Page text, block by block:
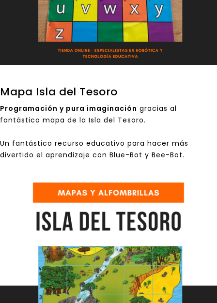
Mapa Isla del Tesoro
Programación y pura imaginación gracias al
fantástico mapa de la Isla del Tesoro.
Un fantástico recurso educativo para hacer más
divertido el aprendizaje con Blue-Bot y Bee-Bot.